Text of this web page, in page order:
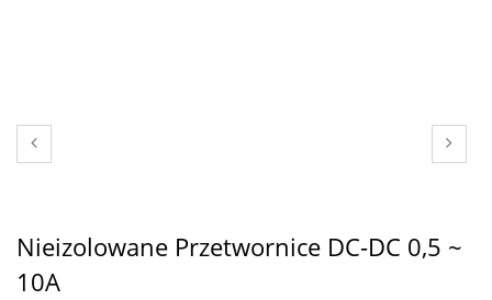
Nieizolowane Przetwornice DC-DC 0,5 ~
10A